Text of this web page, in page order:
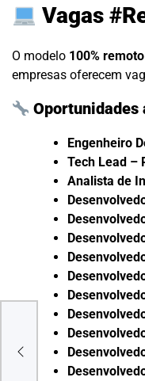
Vagas
O modelo 100% remoto
empresas oferecem
Oportunidades
Engenheiro
Tech Lead –
Analista de